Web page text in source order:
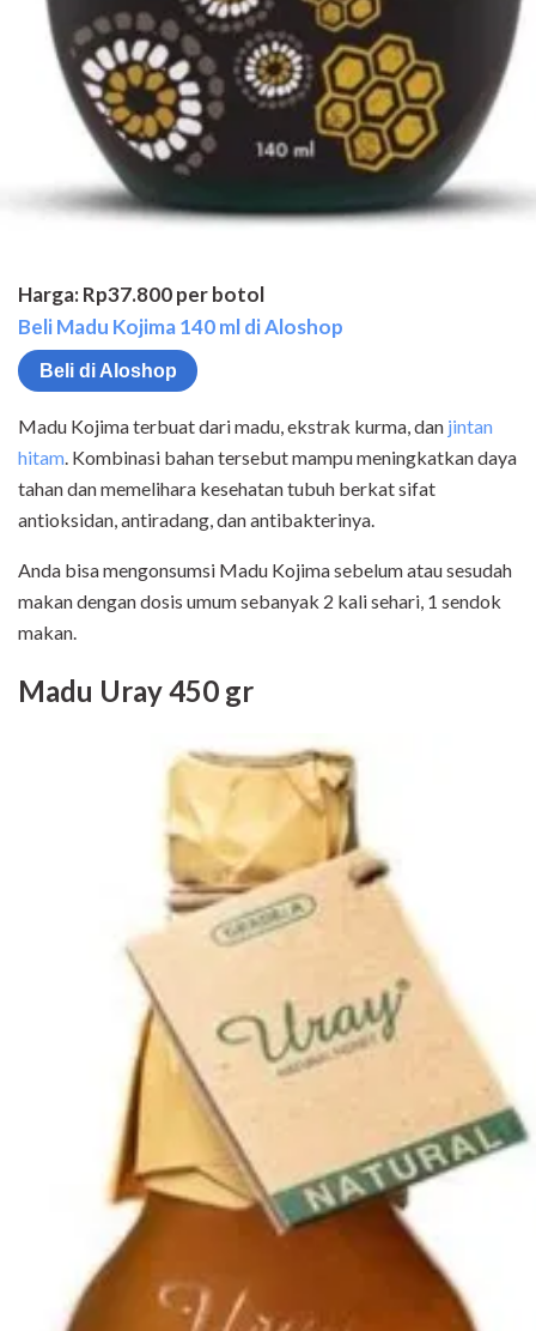
Harga: Rp37.800 per botol
Beli Madu Kojima 140 ml di Aloshop
Beli di Aloshop
Madu Kojima terbuat dari madu, ekstrak kurma, dan jintan
hitam. Kombinasi bahan tersebut mampu meningkatkan daya
tahan dan memelihara kesehatan tubuh berkat sifat
antioksidan, antiradang, dan antibakterinya.
Anda bisa mengonsumsi Madu Kojima sebelum atau sesudah
makan dengan dosis umum sebanyak 2 kali sehari, 1 sendok
makan.
Madu Uray 450 gr